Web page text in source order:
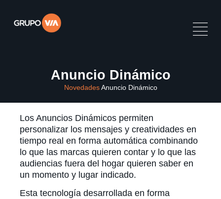
Anuncio Dinámico
Novedades Anuncio Dinámico
Los Anuncios Dinámicos permiten
personalizar los mensajes y creatividades en
tiempo real en forma automática combinando
lo que las marcas quieren contar y lo que las
audiencias fuera del hogar quieren saber en
un momento y lugar indicado.
Esta tecnología desarrollada en forma